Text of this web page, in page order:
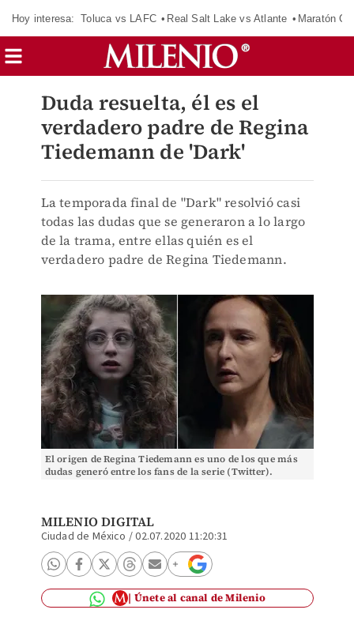
Hoy interesa: Toluca vs LAFC Real Salt Lake vs Atlante Maratón
Duda resuelta, él es el
verdadero padre de Regina
Tiedemann de 'Dark'
La temporada final de "Dark" resolvió casi
todas las dudas que se generaron a lo largo
de la trama, entre ellas quién es el
verdadero padre de Regina Tiedemann.
El origen de Regina Tiedemann es uno de los que más
dudas generó entre los fans de la serie (Twitter).
MILENIO DIGITAL
Ciudad de México /02.07.2020 11:20:31
Únete al canal de Milenio